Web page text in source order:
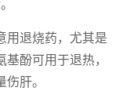
用退烧药，尤其是
酚可用于退热，
肝。